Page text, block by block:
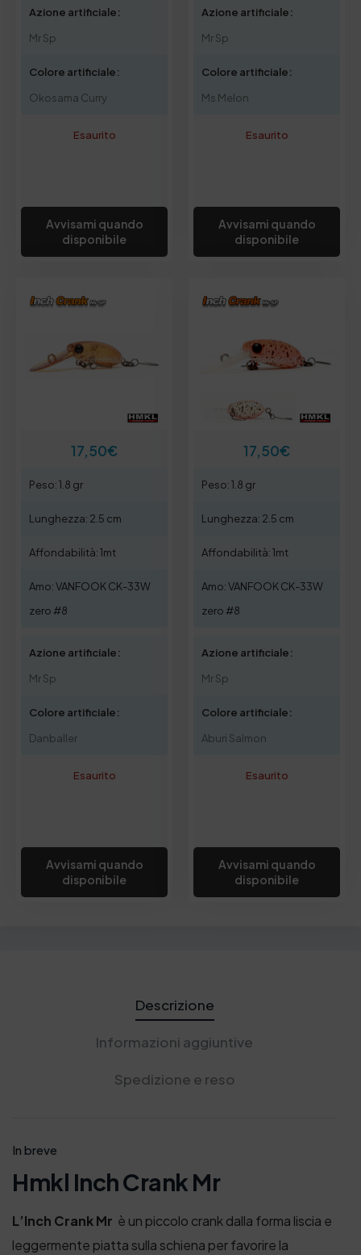
Azione artificiale:
Mr Sp
Colore artificiale:
Okosama Curry
Esaurito
Avvisami quando
disponibile
Azione artificiale:
Mr Sp
Colore artificiale:
Ms Melon
Esaurito
Avvisami quando
disponibile
17,50€
Peso: 1.8 gr
Lunghezza: 2.5 cm
Affondabilità: 1mt
Amo: VANFOOK CK-33W
zero #8
Azione artificiale:
Mr Sp
Colore artificiale:
Danballer
Esaurito
Avvisami quando
disponibile
17,50€
Peso: 1.8 gr
Lunghezza: 2.5 cm
Affondabilità: 1mt
Amo: VANFOOK CK-33W
zero #8
Azione artificiale:
Mr Sp
Colore artificiale:
Aburi Salmon
Esaurito
Avvisami quando
disponibile
Descrizione
Informazioni aggiuntive
Spedizione e reso
In breve
Hmkl Inch Crank Mr
L’Inch Crank Mr è un piccolo crank dalla forma liscia e
leggermente piatta sulla schiena per favorire la